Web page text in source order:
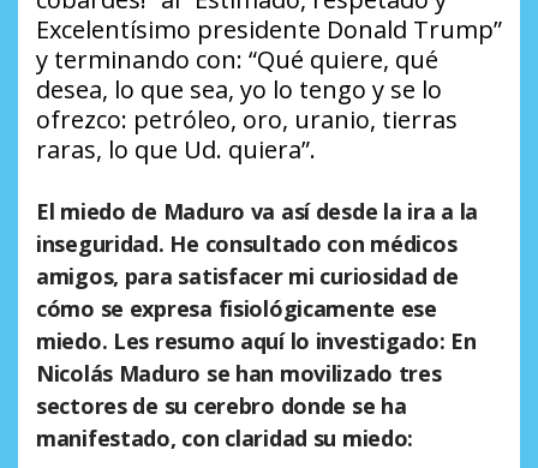
Excelentísimo presidente Donald Trump”
y terminando con: “Qué quiere, qué
desea, lo que sea, yo lo tengo y se lo
ofrezco: petróleo, oro, uranio, tierras
raras, lo que Ud. quiera”.
El miedo de Maduro va así desde la ira a la
inseguridad. He consultado con médicos
amigos, para satisfacer mi curiosidad de
cómo se expresa fisiológicamente ese
miedo. Les resumo aquí lo investigado: En
Nicolás Maduro se han movilizado tres
sectores de su cerebro donde se ha
manifestado, con claridad su miedo: